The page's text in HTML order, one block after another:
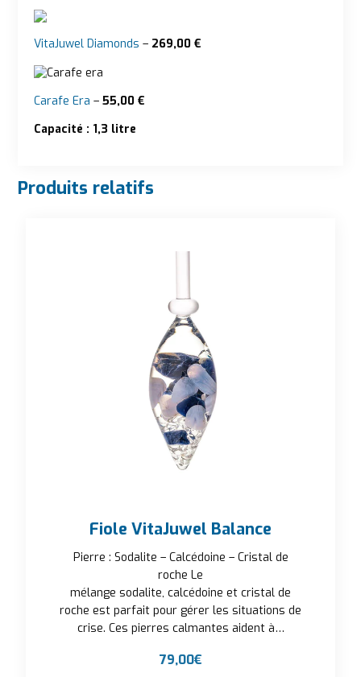
VitaJuwel Diamonds – 269,00 €
Carafe Era – 55,00 €
Capacité : 1,3 litre
Produits relatifs
Fiole VitaJuwel Balance
Pierre : Sodalite – Calcédoine – Cristal de
roche Le
mélange sodalite, calcédoine et cristal de
roche est parfait pour gérer les situations de
crise. Ces pierres calmantes aident à…
79,00€